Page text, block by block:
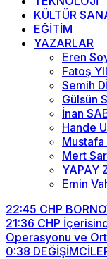
KÜLTÜR
EĞİTİM
YAZARLAR
Eren
Fatoş
Semih
Gülsün
İnan
Hande
Mustafa
Mert
YAPAY
Emin
22:45 CHP
21:36 CHP
Operasyonu ve
0:38